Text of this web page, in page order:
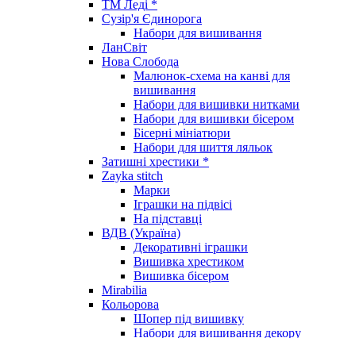
ТМ Леді *
Сузір'я Єдинорога
Набори для вишивання
ЛанСвіт
Нова Слобода
Малюнок-схема на канві для
вишивання
Набори для вишивки нитками
Набори для вишивки бісером
Бісерні мініатюри
Набори для шиття ляльок
Затишні хрестики *
Zayka stitch
Марки
Іграшки на підвісі
На підставці
ВДВ (Україна)
Декоративні іграшки
Вишивка хрестиком
Вишивка бісером
Mirabilia
Кольорова
Шопер під вишивку
Набори для вишивання декору